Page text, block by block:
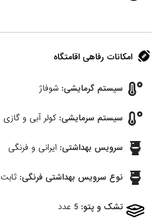
امکانات رفاهی اقامتگاه
سیستم گرمایشی: شوفاژ
سیستم سرمایشی: کولر آبی و گازی
سرویس بهداشتی: ایرانی و فرنگی
نوع سرویس بهداشتی فرنگی: ثابت
تشک و پتو: 5 عدد